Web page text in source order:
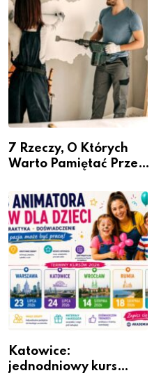
przedsiębiorców
7 Rzeczy, O Których
Warto Pamiętać Przed
Katowice:
jednodniowy kurs